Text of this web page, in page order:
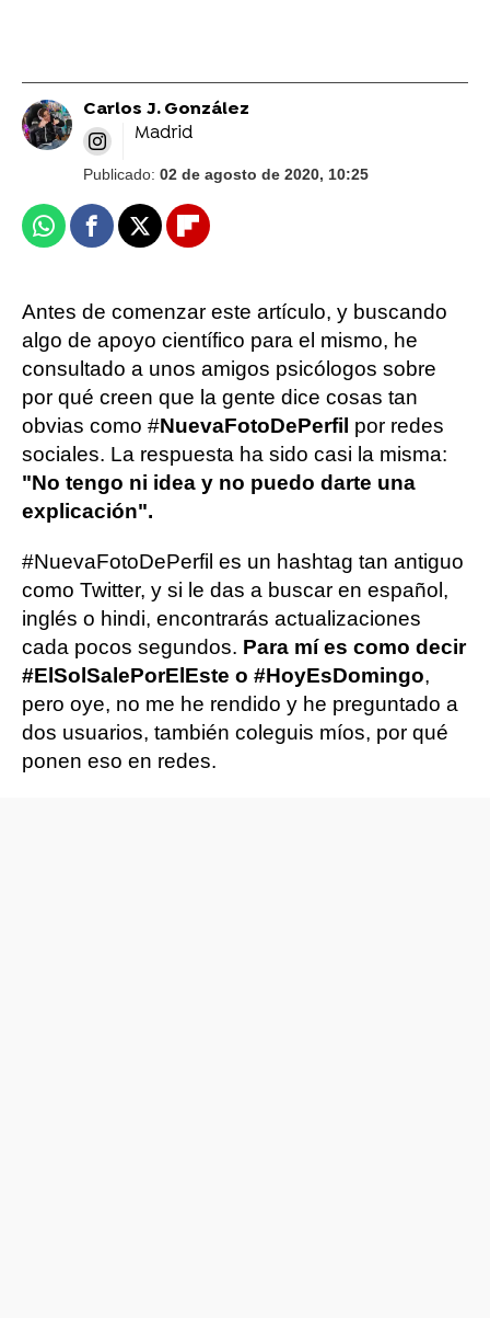
Carlos J. González
Madrid
Publicado: 02 de agosto de 2020, 10:25
WhatsappFacebook
X Flipboard
Antes de comenzar este artículo, y buscando
algo de apoyo científico para el mismo, he
consultado a unos amigos psicólogos sobre
por qué creen que la gente dice cosas tan
obvias como #NuevaFotoDePerfil por redes
sociales. La respuesta ha sido casi la misma:
"No tengo ni idea y no puedo darte una
explicación".
#NuevaFotoDePerfil es un hashtag tan antiguo
como Twitter, y si le das a buscar en español,
inglés o hindi, encontrarás actualizaciones
cada pocos segundos. Para mí es como decir
#ElSolSalePorElEste o #HoyEsDomingo,
pero oye, no me he rendido y he preguntado a
dos usuarios, también coleguis míos, por qué
ponen eso en redes.